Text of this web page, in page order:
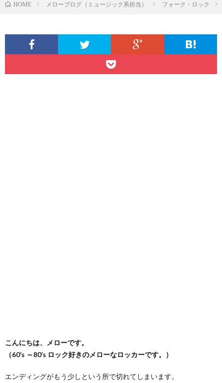
HOME メローブログ（ミュージック系担当） フォーク・ロック
こんにちは、メローです。
（60’s ～80’s ロック好きのメローなロッカーです。）
エンディングがもう少しという所で切れてしまいます。